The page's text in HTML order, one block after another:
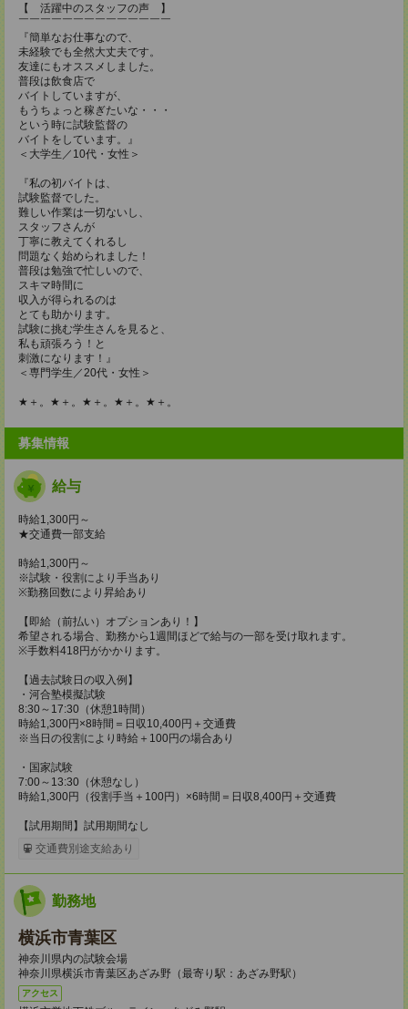
【 活躍中のスタッフの声 】
￣￣￣￣￣￣￣￣￣￣￣￣￣￣
『簡単なお仕事なので、
未経験でも全然大丈夫です。
友達にもオススメしました。
普段は飲食店で
バイトしていますが、
もうちょっと稼ぎたいな・・・
という時に試験監督の
バイトをしています。』
＜大学生／10代・女性＞
『私の初バイトは、
試験監督でした。
難しい作業は一切ないし、
スタッフさんが
丁寧に教えてくれるし
問題なく始められました！
普段は勉強で忙しいので、
スキマ時間に
収入が得られるのは
とても助かります。
試験に挑む学生さんを見ると、
私も頑張ろう！と
刺激になります！』
＜専門学生／20代・女性＞
★＋。★＋。★＋。★＋。★＋。
募集情報
給与
時給1,300円～
★交通費一部支給
時給1,300円～
※試験・役割により手当あり
※勤務回数により昇給あり
【即給（前払い）オプションあり！】
希望される場合、勤務から1週間ほどで給与の一部を受け取れます。
※手数料418円がかかります。
【過去試験日の収入例】
・河合塾模擬試験
8:30～17:30（休憩1時間）
時給1,300円×8時間＝日収10,400円＋交通費
※当日の役割により時給＋100円の場合あり
・国家試験
7:00～13:30（休憩なし）
時給1,300円（役割手当＋100円）×6時間＝日収8,400円＋交通費
【試用期間】試用期間なし
交通費別途支給あり
勤務地
横浜市青葉区
神奈川県内の試験会場
神奈川県横浜市青葉区あざみ野（最寄り駅：あざみ野駅）
アクセス